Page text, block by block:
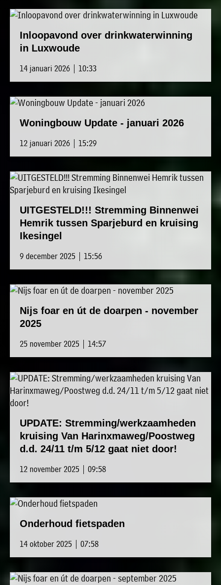
Inloopavond over drinkwaterwinning
in Luxwoude
14 januari 2026 | 10:33
Woningbouw Update - januari 2026
12 januari 2026 | 15:29
UITGESTELD!!! Stremming Binnenwei
Hemrik tussen Sparjeburd en kruising
Ikesingel
9 december 2025 | 15:56
Nijs foar en út de doarpen - november
2025
25 november 2025 | 14:57
UPDATE: Stremming/werkzaamheden
kruising Van Harinxmaweg/Poostweg
d.d. 24/11 t/m 5/12 gaat niet door!
12 november 2025 | 09:58
Onderhoud fietspaden
14 oktober 2025 | 07:58